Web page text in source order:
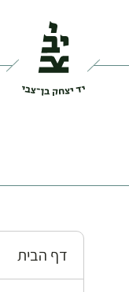
דף הבית